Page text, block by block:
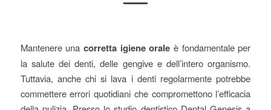
Mantenere una corretta igiene orale è fondamentale per
la salute dei denti, delle gengive e dell’intero organismo.
Tuttavia, anche chi si lava i denti regolarmente potrebbe
commettere errori quotidiani che compromettono l’efficacia